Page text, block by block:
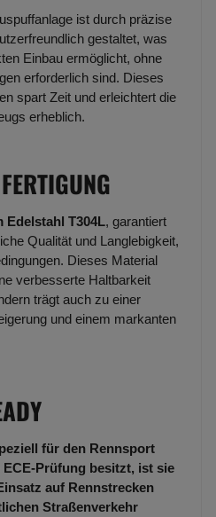
ist durch präzise
gestaltet, was
Einbau ermöglicht, ohne
erforderlich sind. Dieses
spart Zeit und erleichtert die
erheblich.
Edelstahl T304L, garantiert
Qualität und Langlebigkeit,
Dieses Material
verbesserte Haltbarkeit
trägt auch zu einer
und einem markanten
für den Rennsport
Prüfung besitzt, ist sie
auf Rennstrecken
Straßenverkehr